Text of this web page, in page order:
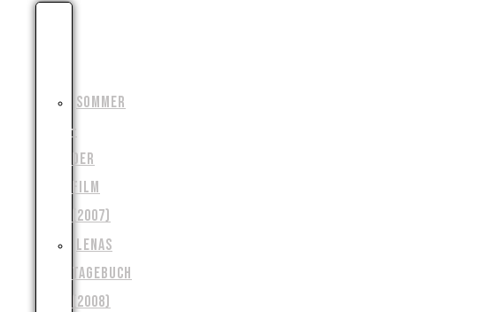
SOMMER
–
DER
FILM
(2007)
LENAS
TAGEBUCH
(2008)